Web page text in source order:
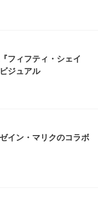
フィフティ・シェイ
ジュアル
イン・マリクのコラボ